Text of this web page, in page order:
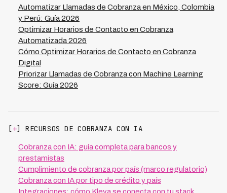
automático de estas frecuencias mediante algoritmos
que bloquean intentos excesivos.
Automatizar Llamadas de Cobranza en México, Colombia
y Perú: Guía 2026
Optimizar Horarios de Contacto en Cobranza
Automatizada 2026
Cómo Optimizar Horarios de Contacto en Cobranza
Digital
Priorizar Llamadas de Cobranza con Machine Learning
Score: Guía 2026
[+] RECURSOS DE COBRANZA CON IA
Cobranza con IA: guía completa para bancos y
prestamistas
Cumplimiento de cobranza por país (marco regulatorio)
Cobranza con IA por tipo de crédito y país